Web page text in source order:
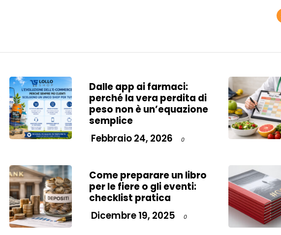
Dalle app ai farmaci:
perché la vera perdita di
peso non è un’equazione
semplice
Febbraio 24, 2026
0
Come preparare un libro
per le fiere o gli eventi:
checklist pratica
Dicembre 19, 2025
0